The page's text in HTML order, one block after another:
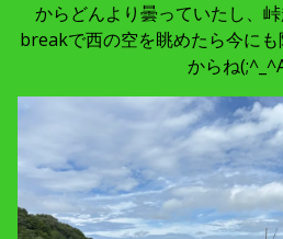
からどんより曇っていたし、
breakで西の空を眺めたら今に
からね